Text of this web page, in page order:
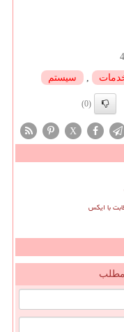
, سیستم
(0)
X
با ایکس
مطلب